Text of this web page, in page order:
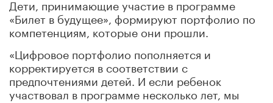
Дети, принимающие участие в программе
«Билет в будущее», формируют портфолио по
компетенциям, которые они прошли.
«Цифровое портфолио пополняется и
корректируется в соответствии с
предпочтениями детей. И если ребенок
участвовал в программе несколько лет, мы